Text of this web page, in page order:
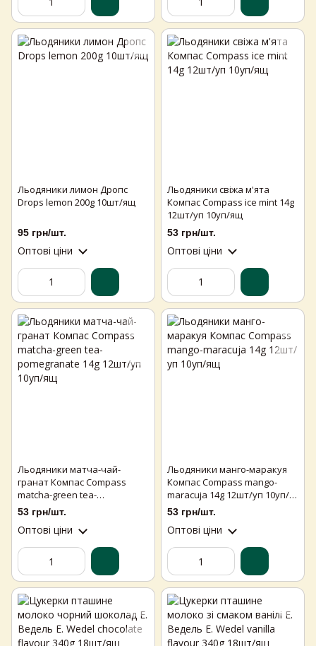
Льодяники лимон Дропс
Drops lemon 200g 10шт/ящ
95 грн/шт.
Оптові ціни
Льодяники свіжа м'ята
Компас Compass ice mint 14g
12шт/уп 10уп/ящ
53 грн/шт.
Оптові ціни
Льодяники матча-чай-
гранат Компас Compass
matcha-green tea-
pomegranate 14g 12шт/уп
10уп/ящ
53 грн/шт.
Оптові ціни
Льодяники манго-маракуя
Компас Compass mango-
maracuja 14g 12шт/уп 10уп/
ящ
53 грн/шт.
Оптові ціни